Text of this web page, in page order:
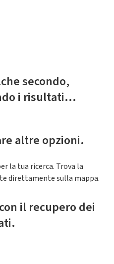
secondo,
i risultati...
altre opzioni.
la tua ricerca. Trova la
direttamente sulla mappa.
il recupero dei